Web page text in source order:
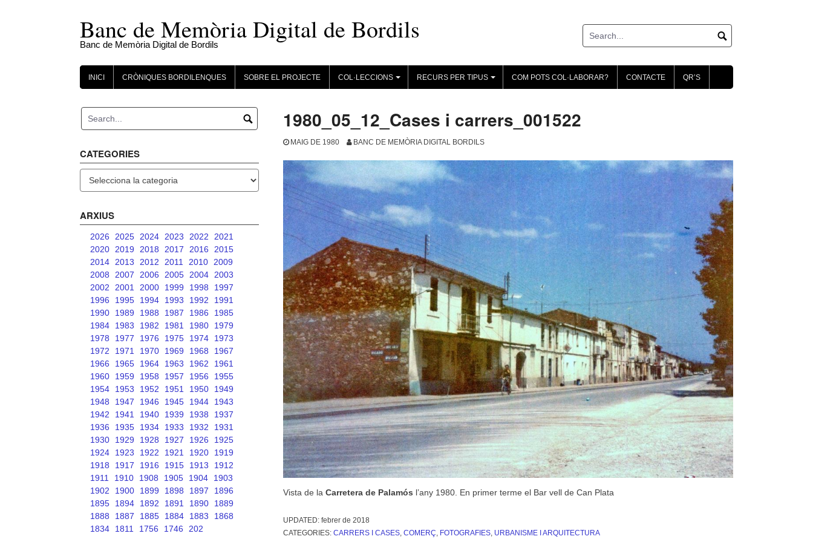
Banc de Memòria Digital de Bordils
Banc de Memòria Digital de Bordils
INICI CRÒNIQUES BORDILENQUES SOBRE EL PROJECTE
+
COL·LECCIONS
+
RECURS PER TIPUS COM POTS COL·LABORAR? CONTACTE QR’S
1980_05_12_Cases i carrers_001522
MAIG DE 1980 BANC DE MEMÒRIA DIGITAL BORDILS
Vista de la Carretera de Palamós l’any 1980. En primer terme el Bar vell de Can Plata
UPDATED: febrer de 2018
CATEGORIES: CARRERS I CASES, COMERÇ, FOTOGRAFIES, URBANISME I ARQUITECTURA
CATEGORIES
ARXIUS
2026 2025 2024 2023 2022
2021
2020
2019 2018 2017 2016
2015
2014
2013 2012 2011 2010
2009
2008
2007 2006 2005 2004
2003
2002
2001 2000 1999 1998
1997
1996
1995 1994 1993 1992
1991
1990
1989 1988 1987 1986
1985
1984
1983 1982 1981 1980
1979
1978
1977 1976 1975 1974
1973
1972
1971 1970 1969 1968
1967
1966
1965 1964 1963 1962
1961
1960
1959 1958 1957 1956
1955
1954
1953 1952 1951 1950
1949
1948
1947 1946 1945 1944
1943
1942
1941 1940 1939 1938
1937
1936
1935 1934 1933 1932
1931
1930
1929 1928 1927 1926
1925
1924
1923 1922 1921 1920
1919
1918
1917 1916 1915 1913
1912
1911
1910 1908 1905 1904
1903
1902
1900 1899 1898 1897
1896
1895
1894 1892 1891 1890
1889
1888
1887 1885 1884 1883
1868
1834
1811 1756 1746 202